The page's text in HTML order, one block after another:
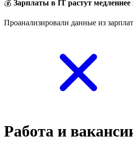
💰 Зарплаты в IT растут
Проанализировали данные из
Работа и